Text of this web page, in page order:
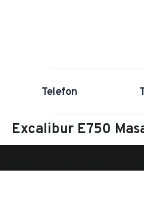
Telefon
Excalibur E750